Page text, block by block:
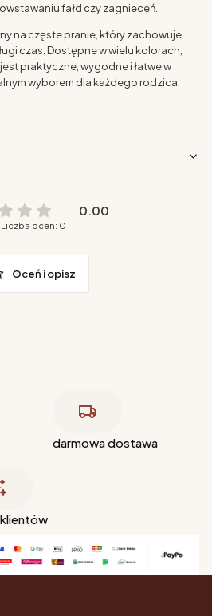
fałd czy zagnieceń.
na częste pranie, który zachowuje
czas. Dostępne w wielu kolorach,
praktyczne, wygodne i łatwe w
wyborem dla każdego rodzica.
0.00
Liczba ocen: 0
Oceń i opisz
darmowa dostawa